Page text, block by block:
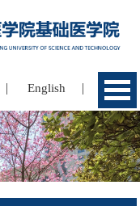
| English |